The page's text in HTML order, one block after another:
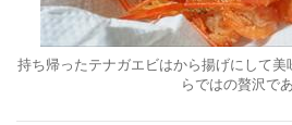
持ち帰ったテナガエビはから揚げにして
らではの贅沢で